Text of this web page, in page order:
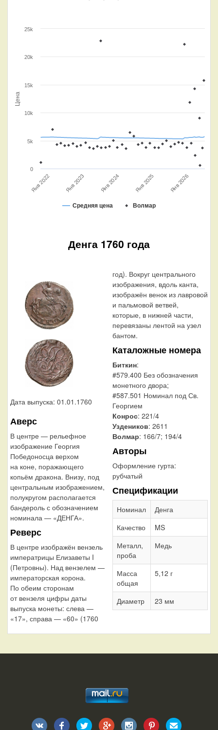
Цена
Средняя цена Волмар
Янв 2022 Янв 2023 Янв 2024 Янв 2025 Янв 2026
0
5k
10k
15k
20k
25k
Денга 1760 года
Дата выпуска: 01.01.1760
Аверс
В центре — рельефное
изображение Георгия
Победоносца верхом
на коне, поражающего
копьём дракона. Внизу, под
центральным изображением,
полукругом располагается
бандероль с обозначением
номинала — «ДЕНГА».
Реверс
В центре изображён вензель
императрицы Елизаветы I
(Петровны). Над вензелем —
императорская корона.
По обеим сторонам
от вензеля цифры даты
выпуска монеты: слева —
«17», справа — «60» (1760
год). Вокруг центрального
изображения, вдоль канта,
изображён венок из лавровой
и пальмовой ветвей,
которые, в нижней части,
перевязаны лентой на узел
бантом.
Каталожные номера
Биткин:
#579.400 Без обозначения
монетного двора;
#587.501 Номинал под Св.
Георгием
Конрос: 221/4
Уздеников: 2611
Волмар: 166/7; 194/4
Авторы
Оформление гурта:
рубчатый
Спецификации
Номинал
Денга
Качество
MS
Металл,
проба
Медь
Масса
общая
5,12 г
Диаметр 23 мм